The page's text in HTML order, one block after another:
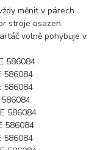
měnit v párech
stroje osazen.
volně pohybuje v
586084
586084
586084
586084
586084
586084